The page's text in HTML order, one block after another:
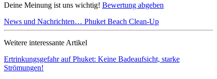
Deine Meinung ist uns wichtig! Bewertung abgeben
News und Nachrichten… Phuket Beach Clean-Up
Weitere interessante Artikel
Ertrinkungsgefahr auf Phuket: Keine Badeaufsicht, starke
Strömungen!